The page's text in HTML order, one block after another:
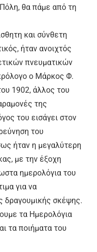
θα πάμε από τη
και σύνθετη
ήταν ανοιχτός
πνευματικών
ο Μάρκος Φ.
1902, άλλος του
της
του εισάγει στον
του
ήταν η μεγαλύτερη
με την έξοχη
ημερολόγια του
για να
δραγουμικής σκέψης.
τα Ημερολόγια
τα ποιήματα του